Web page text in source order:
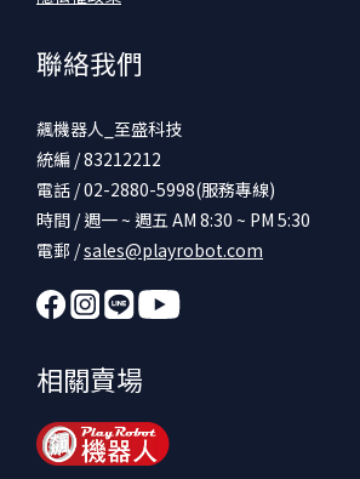
聯絡我們
飆機器人_至盛科技
統編 / 83212212
電話 / 02-2880-5998(服務專線)
時間 / 週一 ~ 週五 AM 8:30 ~ PM 5:30
電郵 /sales@playrobot.com
相關賣場